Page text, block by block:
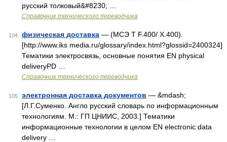
русский толковый&#8230; …
Справочник технического переводчика
104 физическая доставка — (МСЭ Т F.400/ Х.400).
[http://www.iks media.ru/glossary/index.html?glossid=2400324]
Тематики электросвязь, основные понятия EN physical
deliveryPD …
Справочник технического переводчика
105 электронная доставка документов — &mdash;
[Л.Г.Суменко. Англо русский словарь по информационным
технологиям. М.: ГП ЦНИИС, 2003.] Тематики
информационные технологии в целом EN electronic data
delivery …